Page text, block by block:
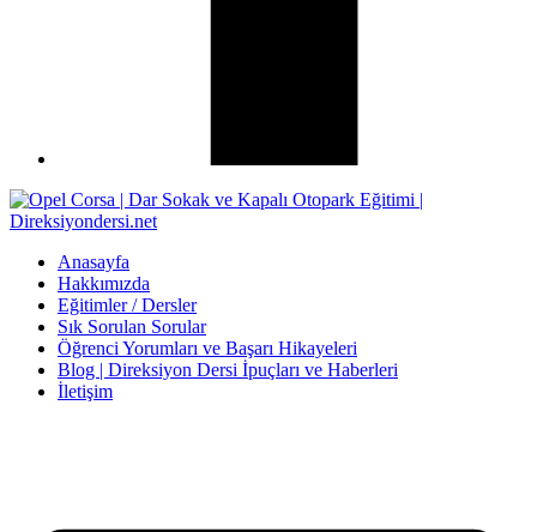
Anasayfa
Hakkımızda
Eğitimler / Dersler
Sık Sorulan Sorular
Öğrenci Yorumları ve Başarı Hikayeleri
Blog | Direksiyon Dersi İpuçları ve Haberleri
İletişim